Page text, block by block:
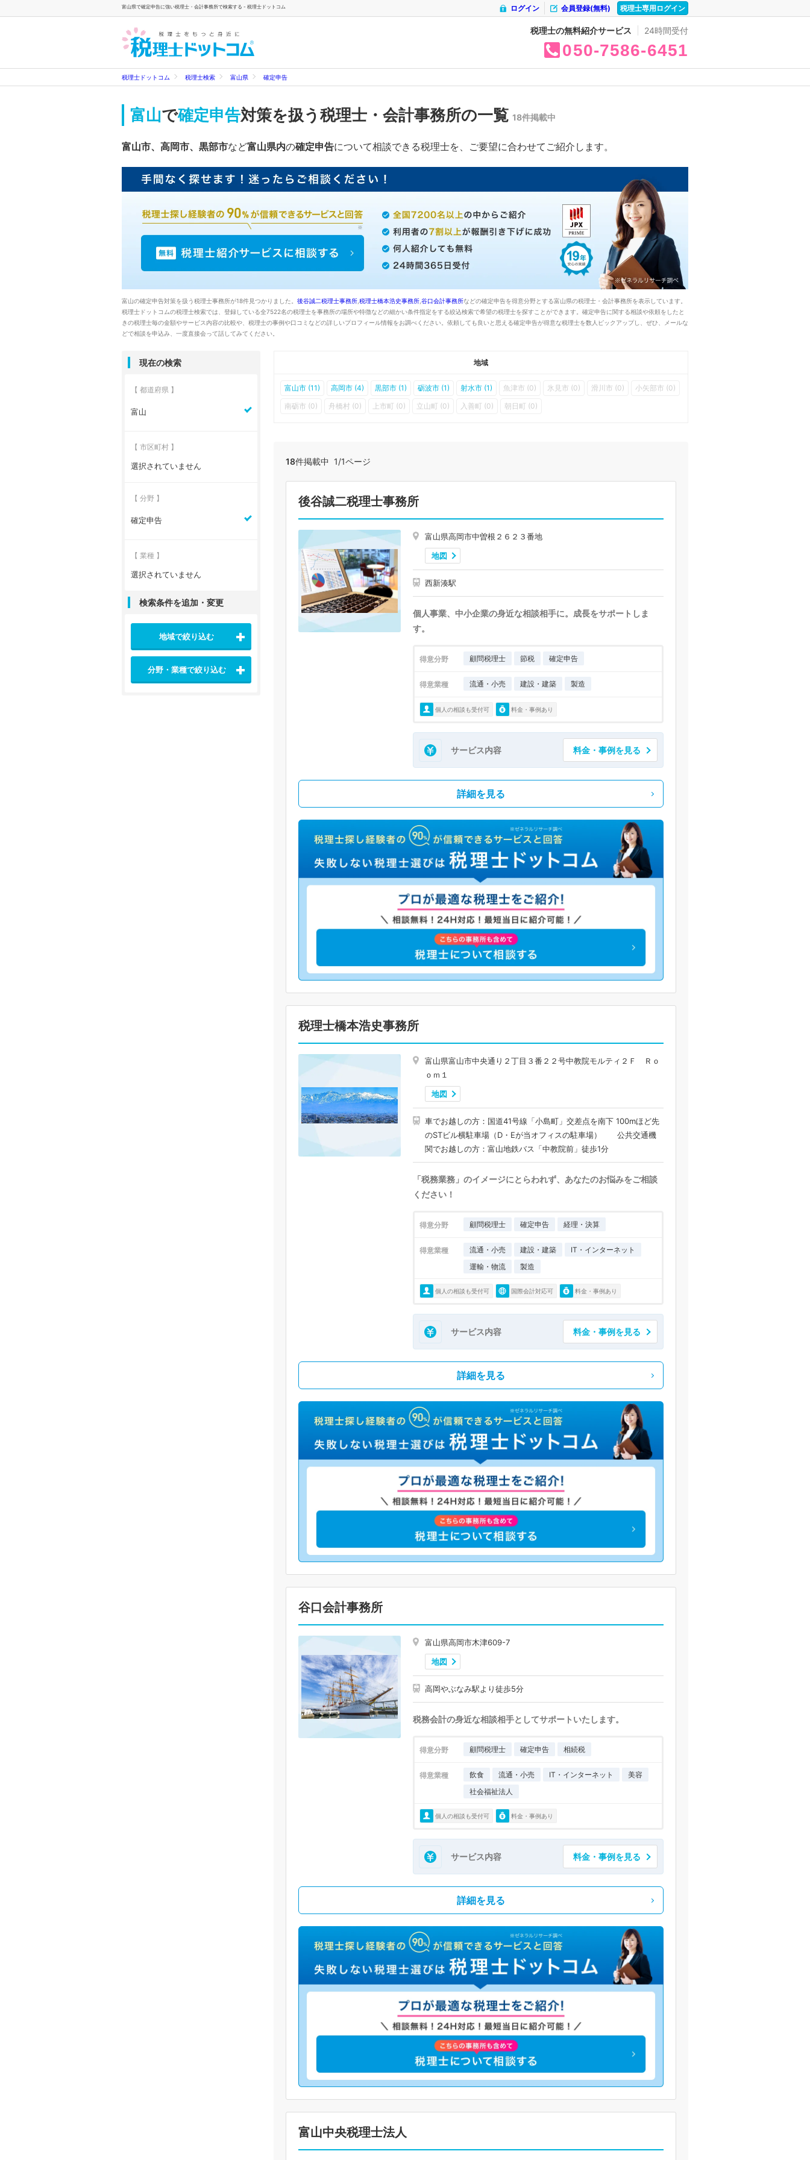
富山県で確定申告に強い税理士・会計事務所で検索する - 税理士ドットコム 税理士専用ログイン
会員登録(無料)
ログイン
税理士の無料紹介サービス 24時間受付
050 7586 6451
税理士ドットコム 税理士検索 富山県 確定申告
富山で確定申告対策を扱う税理士・会計事務所の一覧 18件掲載中
富山市、高岡市、黒部市など富山県内の確定申告について相談できる税理士を、ご要望に合わせてご紹介します。
富山の確定申告対策を扱う税理士事務所が18件見つかりました。 後谷誠二税理士事務所 税理士橋本浩史事務所 谷口会計事務所などの確定申告を得意分野とする富山県の税理士・会計事務所を表示しています。
税理士ドットコムの税理士検索では、登録している全7522名の税理士を事務所の場所や特徴などの細かい条件指定をする絞込検索で希望の税理士を探すことができます。確定申告に関する相談や依頼をしたと
きの税理士毎の金額やサービス内容の比較や、税理士の事例や口コミなどの詳しいプロフィール情報をお調べください。依頼しても良いと思える確定申告が得意な税理士を数人ピックアップし、ぜひ、メールな
どで相談を申込み、一度直接会って話してみてください。
地域
富山市 (11) 高岡市 (4) 黒部市 (1) 砺波市 (1) 射水市 (1) 魚津市 (0) 氷見市 (0) 滑川市 (0)
小矢部市 (0)
南砺市 (0)
舟橋村 (0) 上市町 (0) 立山町 (0) 入善町 (0) 朝日町 (0)
18件掲載中 1/1ページ
後谷誠二税理士事務所
富山県高岡市中曽根２６２３番地
地図
西新湊駅
個人事業、中小企業の身近な相談相手に。成長をサポートしま
す。
得意分野 顧問税理士 節税 確定申告
得意業種 流通・小売 建設・建築 製造
個人の相談も受付可 料金・事例あり
サービス内容 料金・事例を見る
詳細を見る
税理士橋本浩史事務所
富山県富山市中央通り２丁目３番２２号中教院モルティ２Ｆ Ｒｏ
ｏｍ１
地図
車でお越しの方：国道41号線「小島町」交差点を南下 100mほど先
のSTビル横駐車場（D・Eが当オフィスの駐車場） 公共交通機
関でお越しの方：富山地鉄バス「中教院前」徒歩1分
「税務業務」のイメージにとらわれず、あなたのお悩みをご相談
ください！
得意分野 顧問税理士 確定申告 経理・決算
得意業種 流通・小売 建設・建築
IT・インターネット
運輸・物流
製造
個人の相談も受付可 国際会計対応可 料金・事例あり
サービス内容 料金・事例を見る
詳細を見る
谷口会計事務所
富山県高岡市木津609-7
地図
高岡やぶなみ駅より徒歩5分
税務会計の身近な相談相手としてサポートいたします。
得意分野 顧問税理士 確定申告 相続税
得意業種 飲食 流通・小売 IT・インターネット
美容
社会福祉法人
個人の相談も受付可 料金・事例あり
サービス内容 料金・事例を見る
詳細を見る
富山中央税理士法人
現在の検索
【 都道府県 】
富山
【 市区町村 】
選択されていません
【 分野 】
確定申告
【 業種 】
選択されていません
検索条件を追加・変更
地域で絞り込む
分野・業種で絞り込む